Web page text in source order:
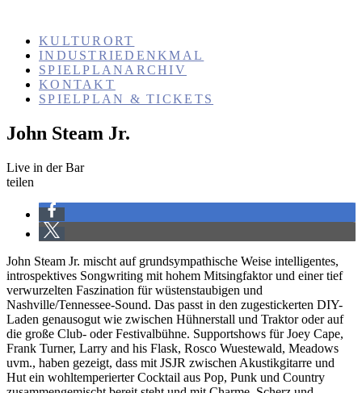
KULTURORT
INDUSTRIEDENKMAL
SPIELPLANARCHIV
KONTAKT
SPIELPLAN & TICKETS
John Steam Jr.
Live in der Bar
teilen
John Steam Jr. mischt auf grundsympathische Weise intelligentes,
introspektives Songwriting mit hohem Mitsingfaktor und einer tief
verwurzelten Faszination für wüstenstaubigen und
Nashville/Tennessee-Sound. Das passt in den zugestickerten DIY-
Laden genausogut wie zwischen Hühnerstall und Traktor oder auf
die große Club- oder Festivalbühne. Supportshows für Joey Cape,
Frank Turner, Larry and his Flask, Rosco Wuestewald, Meadows
uvm., haben gezeigt, dass mit JSJR zwischen Akustikgitarre und
Hut ein wohltemperierter Cocktail aus Pop, Punk und Country